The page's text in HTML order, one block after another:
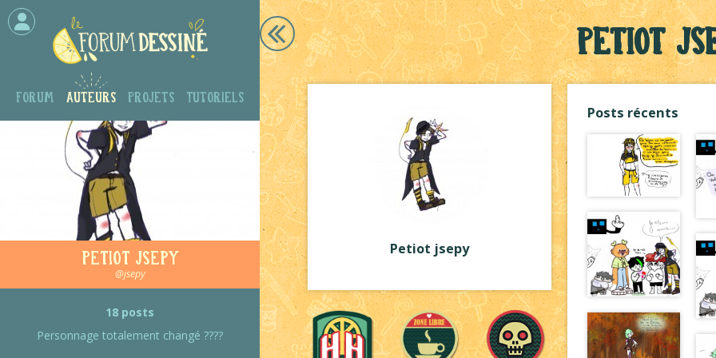
Forum Auteurs Projets Tutoriels
Petiot jsepy
@jsepy
18 posts
Personnage totalement changé ????
Petiot
Petiot jsepy
Posts récents